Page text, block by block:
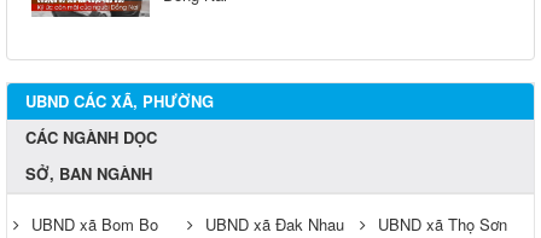
UBND CÁC XÃ, PHƯỜNG
CÁC NGÀNH DỌC
SỞ, BAN NGÀNH
UBND xã Bom Bo UBND xã Đak Nhau
UBND xã Thọ Sơn